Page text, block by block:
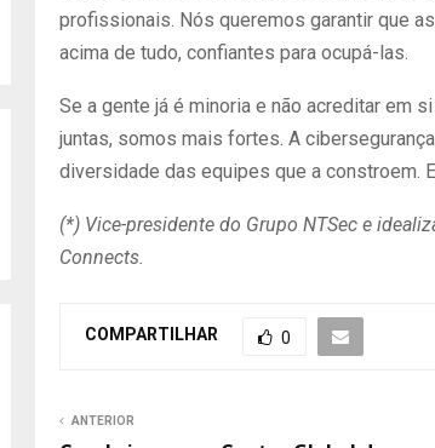
profissionais. Nós queremos garantir que
acima de tudo, confiantes para ocupá-las.
Se a gente já é minoria e não acreditar em
juntas, somos mais fortes. A
diversidade das equipes que a constroem.
(*) Vice-presidente do Grupo NTSec e
Connects.
COMPARTILHAR 0
ANTERIOR